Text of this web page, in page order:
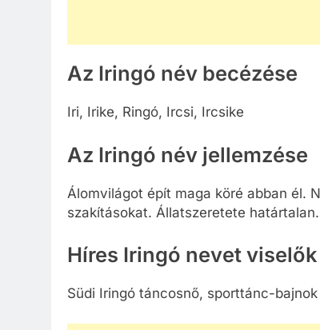
Az Iringó név becézése
Iri, Irike, Ringó, Ircsi, Ircsike
Az Iringó név jellemzése
Álomvilágot épít maga köré abban él.
szakításokat. Állatszeretete határtalan.
Híres Iringó nevet viselők
Südi Iringó táncosnő, sporttánc-bajnok